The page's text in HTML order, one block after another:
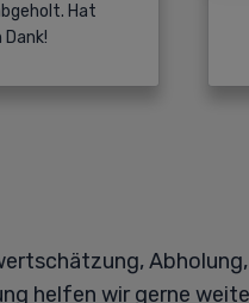
Hat
Abholung,
helfen wir gerne